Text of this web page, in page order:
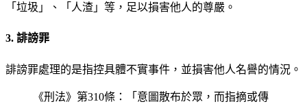
「垃圾」、「人渣」等，足以損害他人的尊嚴。
3. 誹謗罪
誹謗罪處理的是指控具體不實事件，並損害他人名譽的情況。
《刑法》第310條：「意圖散布於眾，而指摘或傳